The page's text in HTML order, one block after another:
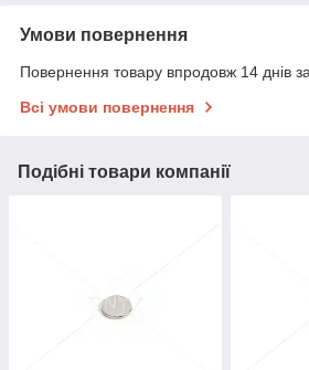
Умови повернення
Повернення товару впродовж 14 днів
Всі умови повернення
Подібні товари компанії